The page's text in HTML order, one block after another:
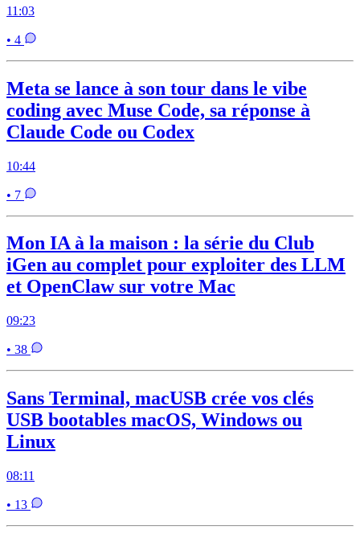
11:03
• 4
Meta se lance à son tour dans le vibe
coding avec Muse Code, sa réponse à
Claude Code ou Codex
10:44
• 7
Mon IA à la maison : la série du Club
iGen au complet pour exploiter des LLM
et OpenClaw sur votre Mac
09:23
• 38
Sans Terminal, macUSB crée vos clés
USB bootables macOS, Windows ou
Linux
08:11
• 13